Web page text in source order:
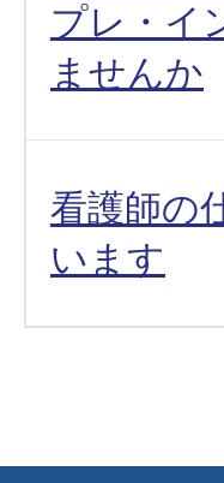
プレ・イ
ませんか
看護師の
います